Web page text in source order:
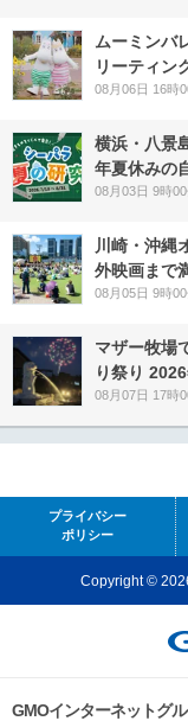
ムーミンバ
リーティン
08月06日 16時
横浜・八景
年夏休みの
08月03日 9時00
川崎・沖縄
外映画まで
08月05日 9時00
マザー牧場
り祭り
08月07日 17時
プライバシー
ポリシー
Copyright ©
GMOインターネットグ